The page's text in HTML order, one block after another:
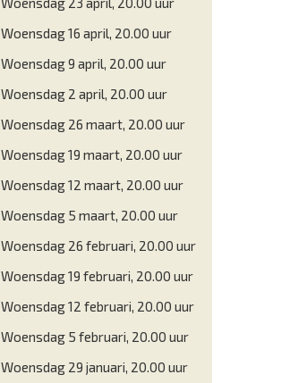
Woensdag 16 april, 20.00 uur
Woensdag 9 april, 20.00 uur
Woensdag 2 april, 20.00 uur
Woensdag 26 maart, 20.00 uur
Woensdag 19 maart, 20.00 uur
Woensdag 12 maart, 20.00 uur
Woensdag 5 maart, 20.00 uur
Woensdag 26 februari, 20.00 uur
Woensdag 19 februari, 20.00 uur
Woensdag 12 februari, 20.00 uur
Woensdag 5 februari, 20.00 uur
Woensdag 29 januari, 20.00 uur